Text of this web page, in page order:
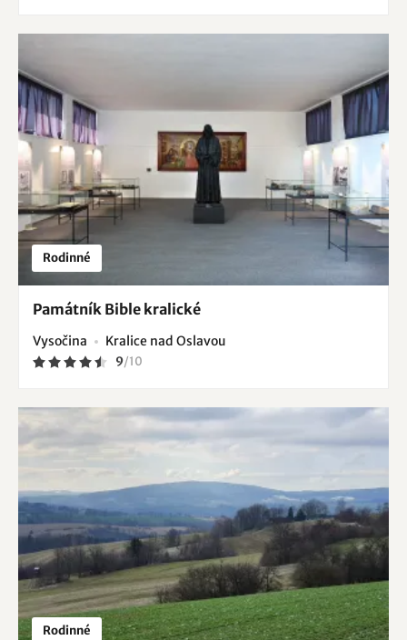
Rodinné
Památník Bible kralické
Vysočina Kralice nad Oslavou
9/10
Rodinné